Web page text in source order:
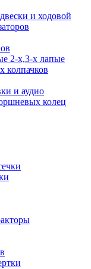
и ходовой
2-х,3-х лапые
колпачков
и аудио
колец